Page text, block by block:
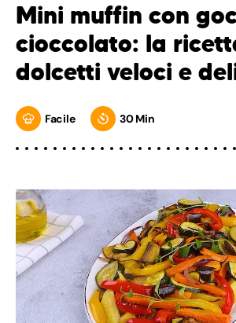
Mini muffin con
cioccolato: la
dolcetti veloci e
Facile 30 Min